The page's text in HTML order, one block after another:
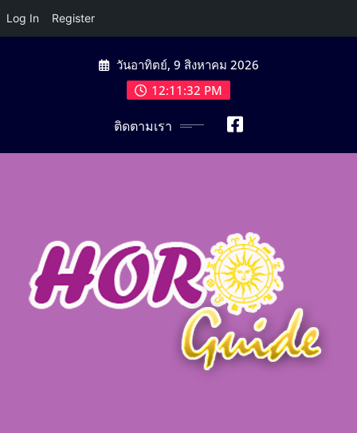
Log In Register
วันอาทิตย์, 9 สิงหาคม 2026
12:11:33 PM
ติดตามเรา